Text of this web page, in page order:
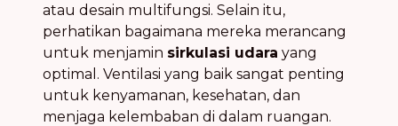
atau desain multifungsi. Selain itu,
perhatikan bagaimana mereka merancang
untuk menjamin sirkulasi udara yang
optimal. Ventilasi yang baik sangat penting
untuk kenyamanan, kesehatan, dan
menjaga kelembaban di dalam ruangan.